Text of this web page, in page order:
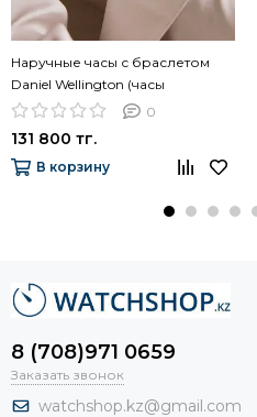
Наручные часы с браслетом
Daniel Wellington (часы
DW00100210 + браслет
0
131 800 тг.
В корзину
8 (708)971 0659
Заказать звонок
watchshop.kz@gmail.com